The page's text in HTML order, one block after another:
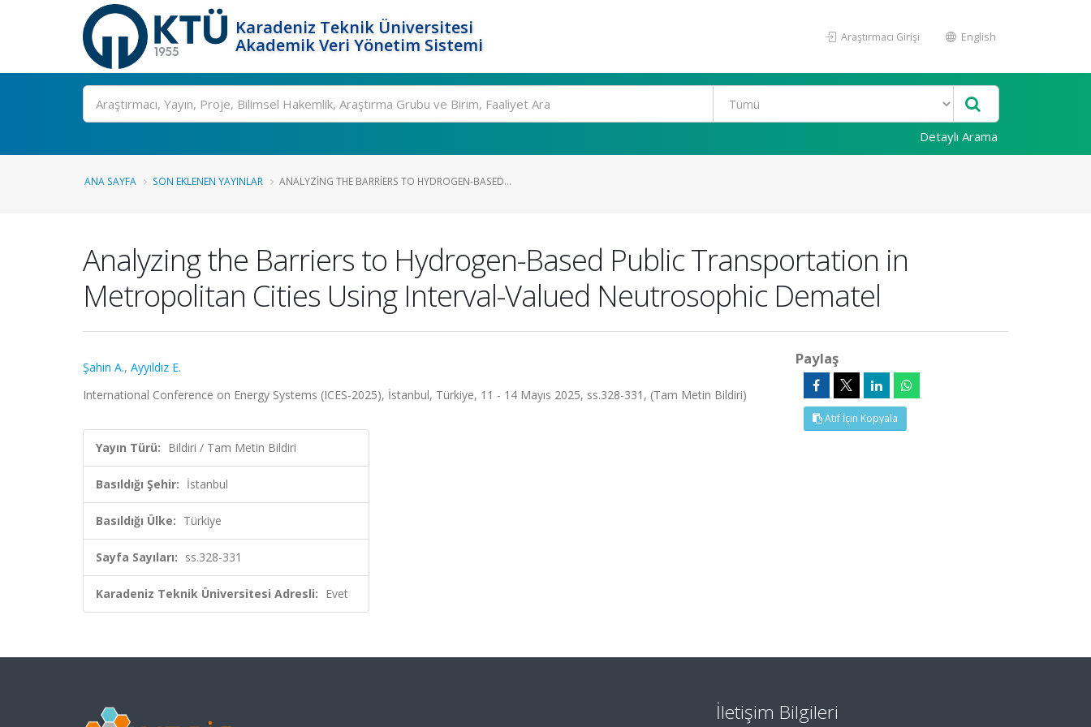
Karadeniz Teknik Üniversitesi
Akademik Veri Yönetim Sistemi
Araştırmacı Girişi English
Ara
Detaylı Arama
ANA SAYFA SON EKLENEN YAYINLAR ANALYZING THE BARRIERS TO HYDROGEN-BASED...
Analyzing the Barriers to Hydrogen-Based Public Transportation in
Metropolitan Cities Using Interval-Valued Neutrosophic Dematel
Şahin A., Ayyıldız E.
International Conference on Energy Systems (ICES-2025), İstanbul, Türkiye, 11 - 14 Mayıs 2025, ss.328-331, (Tam Metin Bildiri)
Yayın Türü: Bildiri / Tam Metin Bildiri
Basıldığı Şehir: İstanbul
Basıldığı Ülke: Türkiye
Sayfa Sayıları: ss.328-331
Karadeniz Teknik Üniversitesi Adresli: Evet
Paylaş
Atıf İçin Kopyala
İletişim Bilgileri